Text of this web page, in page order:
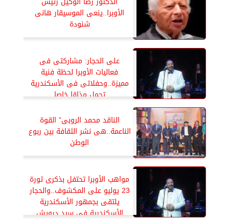
الأوبرا..ينعى الموسيقار هانى
شنودة
على الحجار: مشاركتى فى
فعاليات الأوبرا لحظة فنية
مميزة..وحفلاتى فى الأسكندرية
تحمل مذاقا خاصا
الناقد محمد الروبى” القوة
الناعمة..هى نشر الثقافة بين ربوع
الوطن
مواهب الأوبرا تحتفل بذكرى ثورة
23 يوليو على المكشوف..والحجار
يلتقى بجمهور الأسكندرية
الأسكندرية فى سيد درويش